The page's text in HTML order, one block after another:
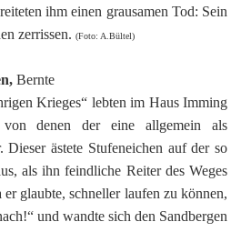
ihm einen grausamen Tod: Sein
zerrissen. (Foto: A.Bültel)
Bernte
Krieges“ lebten im Haus Imming
denen der eine allgemein als
Dieser ästete Stufeneichen auf der so
als ihn feindliche Reiter des Weges
glaubte, schneller laufen zu können,
und wandte sich den Sandbergen